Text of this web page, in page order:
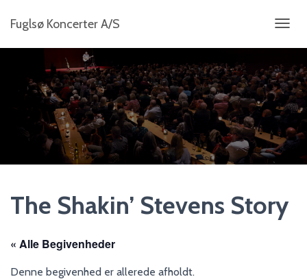
Fuglsø Koncerter A/S
K
F
T
A
I
G
A
O
N
The Shakin’ Stevens Story
« Alle Begivenheder
Denne begivenhed er allerede afholdt.